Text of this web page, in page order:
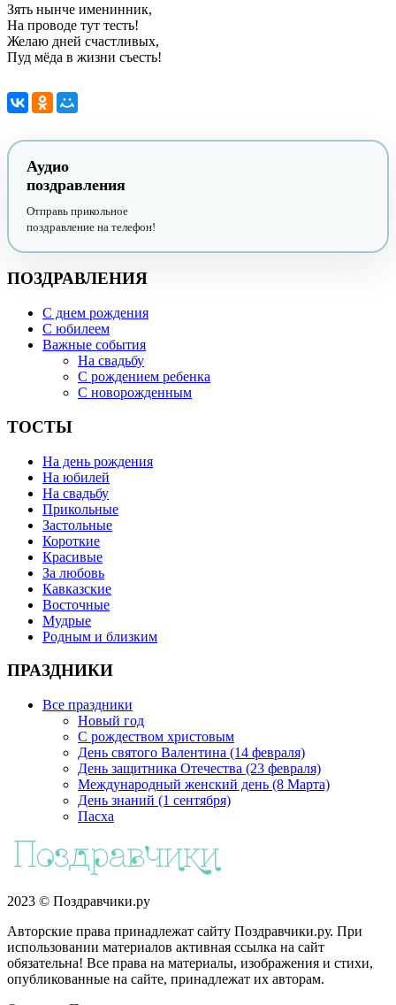
Зять нынче именинник,
На проводе тут тесть!
Желаю дней счастливых,
Пуд мёда в жизни съесть!
Аудио
поздравления
Отправь прикольное
поздравление на телефон!
ПОЗДРАВЛЕНИЯ
С днем рождения
С юбилеем
Важные события
На свадьбу
С рождением ребенка
С новорожденным
ТОСТЫ
На день рождения
На юбилей
На свадьбу
Прикольные
Застольные
Короткие
Красивые
За любовь
Кавказские
Восточные
Мудрые
Родным и близким
ПРАЗДНИКИ
Все праздники
Новый год
С рождеством христовым
День святого Валентина (14 февраля)
День защитника Отечества (23 февраля)
Международный женский день (8 Марта)
День знаний (1 сентября)
Пасха
2023 © Поздравчики.ру
Авторские права принадлежат сайту Поздравчики.ру. При
использовании материалов активная ссылка на сайт
обязательна! Все права на материалы, изображения и стихи,
опубликованные на сайте, принадлежат их авторам.